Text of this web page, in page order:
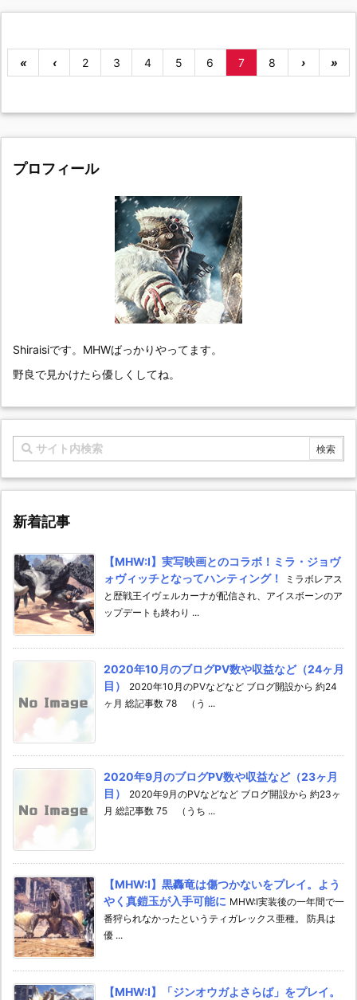
« ‹ 2 3 4 5 6 7 8 › »
プロフィール
Shiraisiです。MHWばっかりやってます。
野良で見かけたら優しくしてね。
新着記事
【MHW:I】実写映画とのコラボ！ミラ・ジョヴ
ォヴィッチとなってハンティング！
ミラボレアス
と歴戦王イヴェルカーナが配信され、アイスボーンのア
ップデートも終わり ...
2020年10月のブログPV数や収益など（24ヶ月
目）
2020年10月のPVなどなど ブログ開設から 約24
ヶ月 総記事数 78 （う ...
2020年9月のブログPV数や収益など（23ヶ月
目）
2020年9月のPVなどなど ブログ開設から 約23ヶ
月 総記事数 75 （うち ...
【MHW:I】黒轟竜は傷つかないをプレイ。よう
やく真鎧玉が入手可能に MHW:I実装後の一年間で一
番狩られなかったというティガレックス亜種。 防具は
優 ...
【MHW:I】「ジンオウガよさらば」をプレイ。